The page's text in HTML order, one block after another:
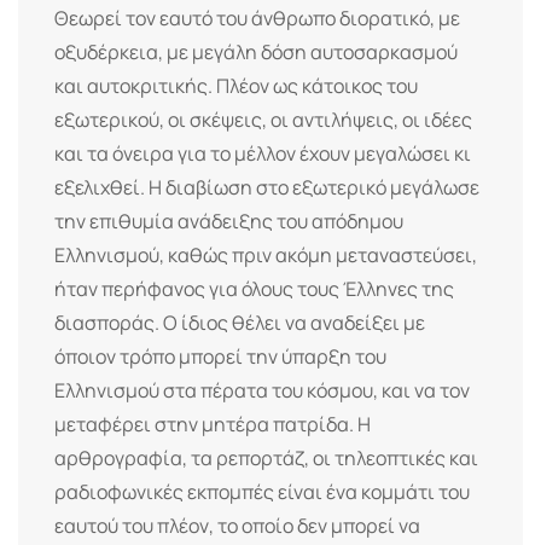
Θεωρεί τον εαυτό του άνθρωπο διορατικό, με
οξυδέρκεια, με μεγάλη δόση αυτοσαρκασμού
και αυτοκριτικής. Πλέον ως κάτοικος του
εξωτερικού, οι σκέψεις, οι αντιλήψεις, οι ιδέες
και τα όνειρα για το μέλλον έχουν μεγαλώσει κι
εξελιχθεί. Η διαβίωση στο εξωτερικό μεγάλωσε
την επιθυμία ανάδειξης του απόδημου
Ελληνισμού, καθώς πριν ακόμη μεταναστεύσει,
ήταν περήφανος για όλους τους Έλληνες της
διασποράς. Ο ίδιος θέλει να αναδείξει με
όποιον τρόπο μπορεί την ύπαρξη του
Ελληνισμού στα πέρατα του κόσμου, και να τον
μεταφέρει στην μητέρα πατρίδα. Η
αρθρογραφία, τα ρεπορτάζ, οι τηλεοπτικές και
ραδιοφωνικές εκπομπές είναι ένα κομμάτι του
εαυτού του πλέον, το οποίο δεν μπορεί να